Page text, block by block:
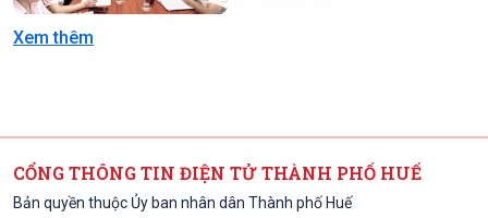
Xem thêm
CỔNG THÔNG TIN ĐIỆN TỬ THÀNH PHỐ HUẾ
Bản quyền thuộc Ủy ban nhân dân Thành phố Huế